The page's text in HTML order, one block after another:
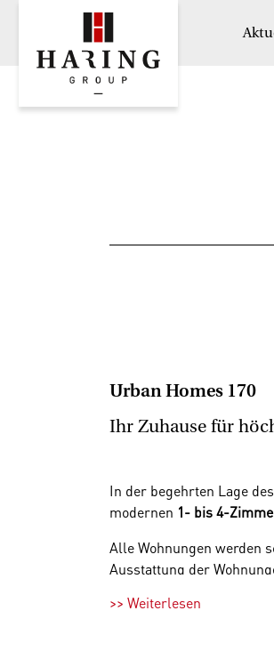
Urban Homes 170
Ihr Zuhause für
In der begehrten Lage
modernen 1- bis 4-
Alle Wohnungen werden
Ausstattung der
Als PKW Besitzer können
>> Weiterlesen